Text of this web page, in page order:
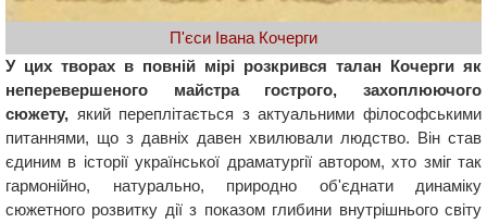
П'єси Івана Кочерги
У цих творах в повній мірі розкрився талан Кочерги як
неперевершеного майстра гострого, захоплюючого
сюжету, який переплітається з актуальними філософськими
питаннями, що з давніх давен хвилювали людство. Він став
єдиним в історії української драматургії автором, хто зміг так
гармонійно, натурально, природно об'єднати динаміку
сюжетного розвитку дії з показом глибини внутрішнього світу